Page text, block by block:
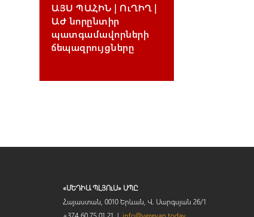
ԱՅՍ ՊԱՀԻՆ | ՈւՂԻՂ |
ԱԺ նորընտիր
պատգամավորների
ճեպազրույցները
«ՄԵԴԻԱ ՊԼՅՈւՍ» ՍՊԸ
Հայաստան, 0010 Երևան, Վ. Սարգսյան 26/1